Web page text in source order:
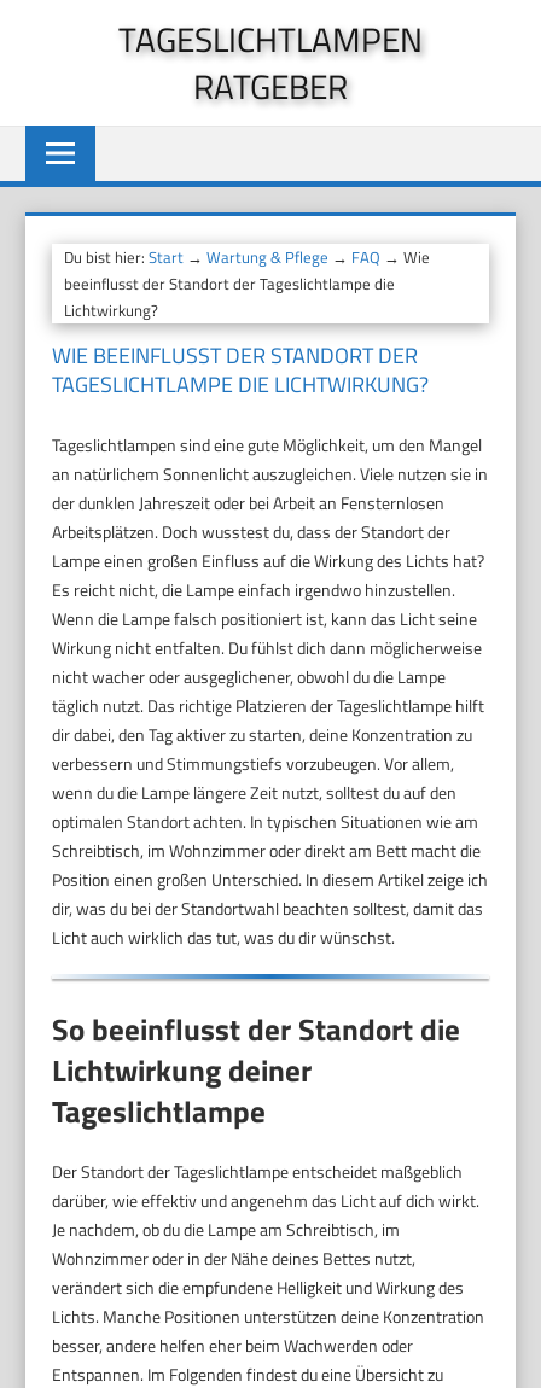
TAGESLICHTLAMPEN
RATGEBER
Du bist hier:Start →Wartung & Pflege → FAQ → Wie
beeinflusst der Standort der Tageslichtlampe die
Lichtwirkung?
WIE BEEINFLUSST DER STANDORT DER
TAGESLICHTLAMPE DIE LICHTWIRKUNG?
Tageslichtlampen sind eine gute Möglichkeit, um den Mangel
an natürlichem Sonnenlicht auszugleichen. Viele nutzen sie in
der dunklen Jahreszeit oder bei Arbeit an Fensternlosen
Arbeitsplätzen. Doch wusstest du, dass der Standort der
Lampe einen großen Einfluss auf die Wirkung des Lichts hat?
Es reicht nicht, die Lampe einfach irgendwo hinzustellen.
Wenn die Lampe falsch positioniert ist, kann das Licht seine
Wirkung nicht entfalten. Du fühlst dich dann möglicherweise
nicht wacher oder ausgeglichener, obwohl du die Lampe
täglich nutzt. Das richtige Platzieren der Tageslichtlampe hilft
dir dabei, den Tag aktiver zu starten, deine Konzentration zu
verbessern und Stimmungstiefs vorzubeugen. Vor allem,
wenn du die Lampe längere Zeit nutzt, solltest du auf den
optimalen Standort achten. In typischen Situationen wie am
Schreibtisch, im Wohnzimmer oder direkt am Bett macht die
Position einen großen Unterschied. In diesem Artikel zeige ich
dir, was du bei der Standortwahl beachten solltest, damit das
Licht auch wirklich das tut, was du dir wünschst.
So beeinflusst der Standort die
Lichtwirkung deiner
Tageslichtlampe
Der Standort der Tageslichtlampe entscheidet maßgeblich
darüber, wie effektiv und angenehm das Licht auf dich wirkt.
Je nachdem, ob du die Lampe am Schreibtisch, im
Wohnzimmer oder in der Nähe deines Bettes nutzt,
verändert sich die empfundene Helligkeit und Wirkung des
Lichts. Manche Positionen unterstützen deine Konzentration
besser, andere helfen eher beim Wachwerden oder
Entspannen. Im Folgenden findest du eine Übersicht zu